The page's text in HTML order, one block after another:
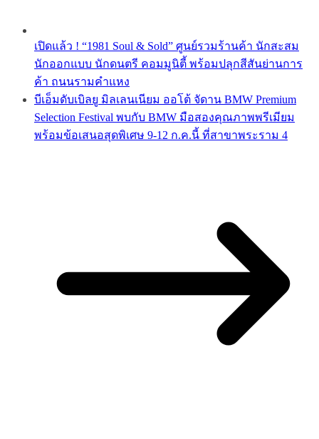
เปิดแล้ว ! “1981 Soul & Sold” ศูนย์รวมร้านค้า นักสะสม
นักออกแบบ นักดนตรี คอมมูนิตี้ พร้อมปลุกสีสันย่านการ
ค้า ถนนรามคำแหง
บีเอ็มดับเบิลยู มิลเลนเนียม ออโต้ จัดาน BMW Premium
Selection Festival พบกับ BMW มือสองคุณภาพพรีเมียม
พร้อมข้อเสนอสุดพิเศษ 9-12 ก.ค.นี้ ที่สาขาพระราม 4